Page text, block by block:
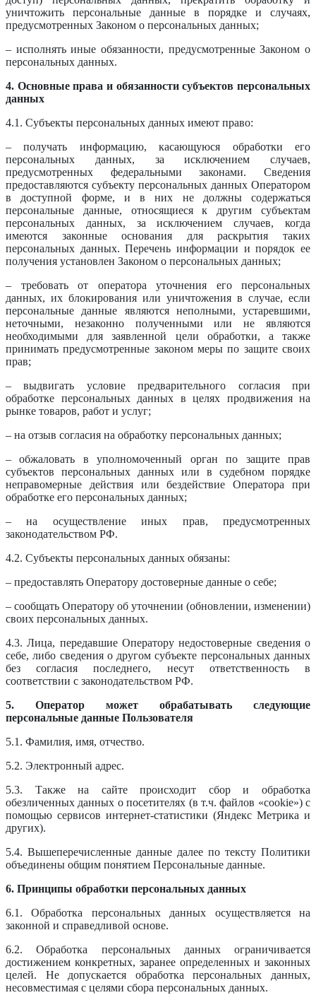
уничтожить персональные данные в порядке и случаях,
предусмотренных Законом о персональных данных;
– исполнять иные обязанности, предусмотренные Законом о
персональных данных.
4. Основные права и обязанности субъектов персональных
данных
4.1. Субъекты персональных данных имеют право:
– получать информацию, касающуюся обработки его
персональных данных, за исключением случаев,
предусмотренных федеральными законами. Сведения
предоставляются субъекту персональных данных Оператором
в доступной форме, и в них не должны содержаться
персональные данные, относящиеся к другим субъектам
персональных данных, за исключением случаев, когда
имеются законные основания для раскрытия таких
персональных данных. Перечень информации и порядок ее
получения установлен Законом о персональных данных;
– требовать от оператора уточнения его персональных
данных, их блокирования или уничтожения в случае, если
персональные данные являются неполными, устаревшими,
неточными, незаконно полученными или не являются
необходимыми для заявленной цели обработки, а также
принимать предусмотренные законом меры по защите своих
прав;
– выдвигать условие предварительного согласия при
обработке персональных данных в целях продвижения на
рынке товаров, работ и услуг;
– на отзыв согласия на обработку персональных данных;
– обжаловать в уполномоченный орган по защите прав
субъектов персональных данных или в судебном порядке
неправомерные действия или бездействие Оператора при
обработке его персональных данных;
– на осуществление иных прав, предусмотренных
законодательством РФ.
4.2. Субъекты персональных данных обязаны:
– предоставлять Оператору достоверные данные о себе;
– сообщать Оператору об уточнении (обновлении, изменении)
своих персональных данных.
4.3. Лица, передавшие Оператору недостоверные сведения о
себе, либо сведения о другом субъекте персональных данных
без согласия последнего, несут ответственность в
соответствии с законодательством РФ.
5. Оператор может обрабатывать следующие
персональные данные Пользователя
5.1. Фамилия, имя, отчество.
5.2. Электронный адрес.
5.3. Также на сайте происходит сбор и обработка
обезличенных данных о посетителях (в т.ч. файлов «cookie») с
помощью сервисов интернет-статистики (Яндекс Метрика и
других).
5.4. Вышеперечисленные данные далее по тексту Политики
объединены общим понятием Персональные данные.
6. Принципы обработки персональных данных
6.1. Обработка персональных данных осуществляется на
законной и справедливой основе.
6.2. Обработка персональных данных ограничивается
достижением конкретных, заранее определенных и законных
целей. Не допускается обработка персональных данных,
несовместимая с целями сбора персональных данных.